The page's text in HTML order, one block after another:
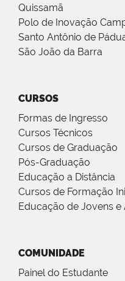
Quissamã
Polo de Inovação
Santo Antônio de
São João da Barra
CURSOS
Formas de Ingresso
Cursos Técnicos
Cursos de Graduação
Pós-Graduação
Educação a Distância
Cursos de Formação
Educação de Jovens
COMUNIDADE
Painel do Estudante